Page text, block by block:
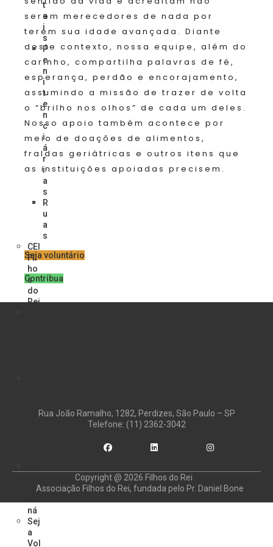
t
a
i
s
P
e
n
i
t
e
n
c
i
á
r
i
a
s
R
u
a
s
CEI
Fil
ho
s
do
Rei
ná
Sej
a
Vol
serem merecedores de nada por
terem sua idade avançada. Diante
deste contexto, nossa equipe, além do
carinho, compartilha palavras de fé,
esperança, perdão e encorajamento,
assumindo a missão de trazer de volta
o “brilho nos olhos” de cada um deles.
Nosso apoio também acontece por
meio de doações de alimentos,
fraldas geriátricas e outros itens que
as instituições apoiadas precisem.
Seja voluntário
Contribua
Rua João Ramalho, 1282, Perdizes, São Paulo – SP
Telefone: (11) 2362-3042
Copyright @ 2026 Filhos do Rei
Associação Filhos do Rei, fundada pelo Pr. Daniel Bone